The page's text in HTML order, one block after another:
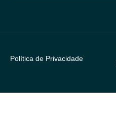
Política de Privacidade